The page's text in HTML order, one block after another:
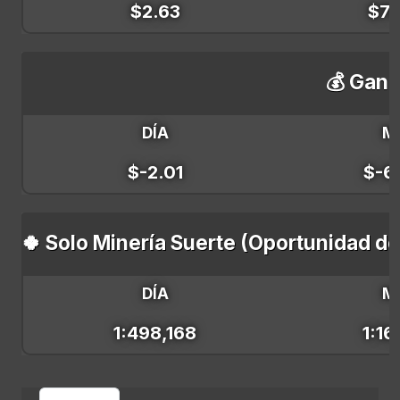
$2.63
💰
DÍA
$-2.01 $-
🍀 Solo Minería Suerte (Oportunidad
DÍA
1:498,168